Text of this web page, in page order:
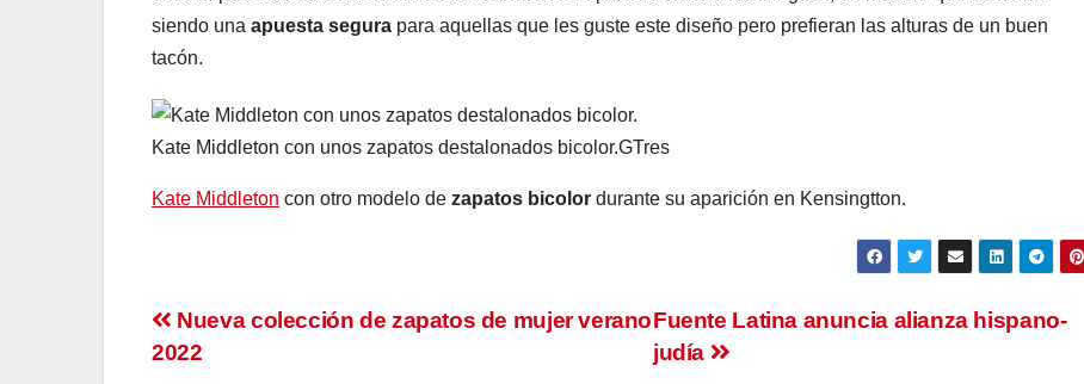
siendo una apuesta segura para aquellas que les guste este diseño pero prefieran las alturas de un buen
tacón.
Kate Middleton con unos zapatos destalonados bicolor.GTres
Kate Middleton con otro modelo de zapatos bicolor durante su aparición en Kensingtton.
Navegación
Fuente Latina anuncia alianza hispano-
judía
Nueva colección de zapatos de mujer verano
2022